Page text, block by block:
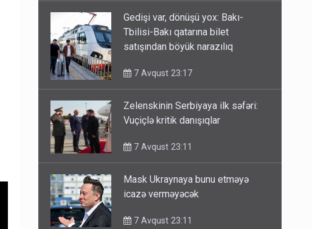
Media və Yayım Şurasına əlavə
hüquq və vəzifələr verilib
Gedişi var, dönüşü yox: Bakı-
Tbilisi-Bakı qatarına bilet
satışından böyük narazılıq
7 Avqust 23:17
Zelenskinin Serbiyaya ilk səfəri:
Vuçiçlə kritik danışıqlar
7 Avqust 23:11
Mask Ukraynaya bunu etməyə
icazə verməyəcək
7 Avqust 23:11